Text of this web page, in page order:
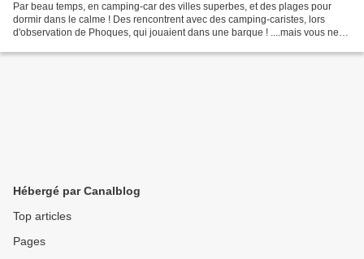
Par beau temps, en camping-car des villes superbes, et des plages pour
dormir dans le calme ! Des rencontrent avec des camping-caristes, lors
d'observation de Phoques, qui jouaient dans une barque ! ....mais vous ne
Hébergé par Canalblog
Top articles
Pages